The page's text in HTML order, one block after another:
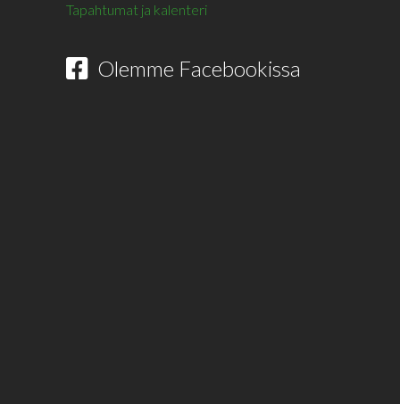
Tapahtumat ja kalenteri
Olemme Facebookissa